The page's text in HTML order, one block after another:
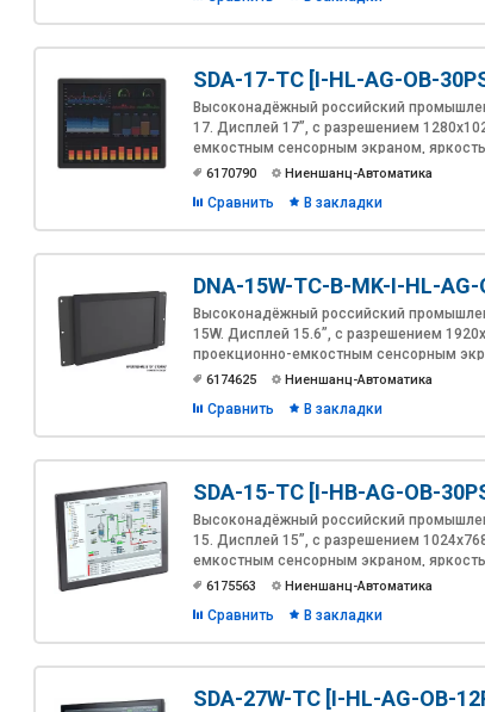
SDA-17-TC [I-HL-AG-OB-
Высоконадёжный российский
17. Дисплей 17”, с разрешением
емкостным сенсорным экраном,
антибликовым, антиУФ покрытиями и
Расширенный диапазон питания 12~30В
адаптером 230В AC. Температура
Разработка и производство: Ниеншанц-
6170790 Ниеншанц-Автоматика
Сравнить В закладки
DNA-15W-TC-B-MK-I-HL-
Высоконадёжный российский
15W. Дисплей 15.6”, с разрешением
проекционно-емкостным сенсорным
м2 и антибликовым покрытием. Модель
динамиками. Лицевая панель из
Расширенный диапазон питания 12~30В
Разработка и производство Ниеншанц-
6174625 Ниеншанц-Автоматика
Сравнить В закладки
SDA-15-TC [I-HB-AG-OB-
Высоконадёжный российский
15. Дисплей 15”, с разрешением
емкостным сенсорным экраном,
антибликовым, антиУФ покрытиями и
6175563 Ниеншанц-Автоматика
Сравнить В закладки
SDA-27W-TC [I-HL-AG-OB-